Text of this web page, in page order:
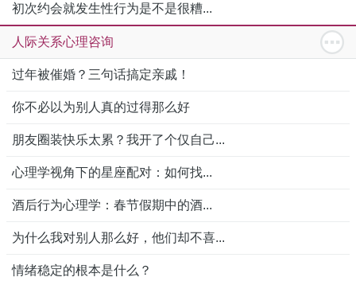
初次约会就发生性行为是不是很糟...
人际关系心理咨询
过年被催婚？三句话搞定亲戚！
你不必以为别人真的过得那么好
朋友圈装快乐太累？我开了个仅自己...
心理学视角下的星座配对：如何找...
酒后行为心理学：春节假期中的酒...
为什么我对别人那么好，他们却不喜...
情绪稳定的根本是什么？